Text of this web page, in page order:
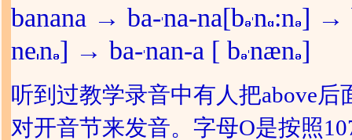
banana → ba-na-na[b n :n ] →
nen ] → ba-nan-a [ b næn ]
听到过教学录音中有人把above后
对开音节来发音。字母O是按照